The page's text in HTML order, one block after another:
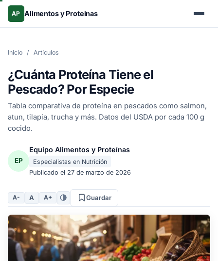
AP Alimentos y Proteinas
Inicio / Artículos
¿Cuánta Proteína Tiene el
Pescado? Por Especie
Tabla comparativa de proteína en pescados como salmon,
atun, tilapia, trucha y más. Datos del USDA por cada 100 g
cocido.
EP
Equipo Alimentos y Proteínas
Especialistas en Nutrición
Publicado el 27 de marzo de 2026
A- A A+ Guardar